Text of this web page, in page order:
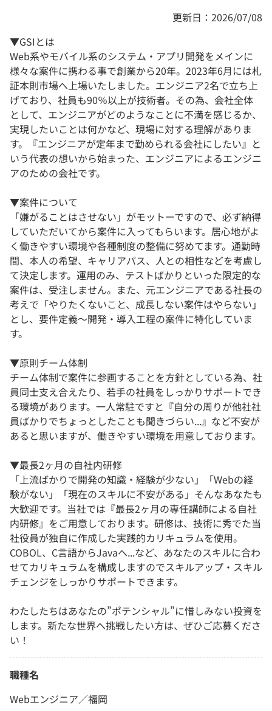
更新日：2026/07/08
▼GSIとは
Web系やモバイル系のシステム・アプリ開発をメインに
様々な案件に携わる事で創業から20年。2023年6月には札
証本則市場へ上場いたしました。エンジニア2名で立ち上
げており、社員も90％以上が技術者。その為、会社全体
として、エンジニアがどのようなことに不満を感じるか、
実現したいことは何かなど、現場に対する理解がありま
す。『エンジニアが定年まで勤められる会社にしたい』と
いう代表の想いから始まった、エンジニアによるエンジニ
アのための会社です。
▼案件について
「嫌がることはさせない」がモットーですので、必ず納得
していただいてから案件に入ってもらいます。居心地がよ
く働きやすい環境や各種制度の整備に努めてます。通勤時
間、本人の希望、キャリアパス、人との相性などを考慮し
て決定します。運用のみ、テストばかりといった限定的な
案件は、受注しません。また、元エンジニアである社長の
考えで「やりたくないこと、成長しない案件はやらない」
とし、要件定義～開発・導入工程の案件に特化していま
す。
▼原則チーム体制
チーム体制で案件に参画することを方針としている為、社
員同士支え合えたり、若手の社員をしっかりサポートでき
る環境があります。一人常駐ですと『自分の周りが他社社
員ばかりでちょっとしたことも聞きづらい...』など不安が
あると思いますが、働きやすい環境を用意しております。
▼最長2ヶ月の自社内研修
「上流ばかりで開発の知識・経験が少ない」「Webの経
験がない」「現在のスキルに不安がある」そんなあなたも
大歓迎です。当社では『最長2ヶ月の専任講師による自社
内研修』をご用意しております。研修は、技術に秀でた当
社役員が独自に作成した実践的カリキュラムを使用。
COBOL、C言語からJavaへ...など、あなたのスキルに合わ
せてカリキュラムを構成しますのでスキルアップ・スキル
チェンジをしっかりサポートできます。
わたしたちはあなたの”ポテンシャル”に惜しみない投資を
します。新たな世界へ挑戦したい方は、ぜひご応募くださ
い！
職種名
Webエンジニア／福岡